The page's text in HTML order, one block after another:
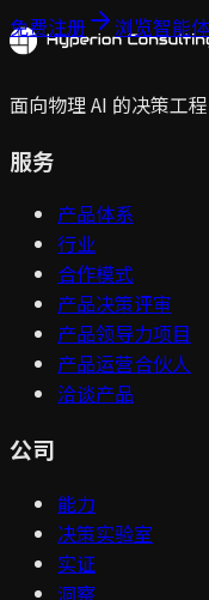
免费注册
浏览智能体
面向物理 AI 的决策工
服务
产品体系
行业
合作模式
产品决策评审
产品领导力项目
产品运营合伙人
洽谈产品
公司
能力
决策实验室
实证
洞察